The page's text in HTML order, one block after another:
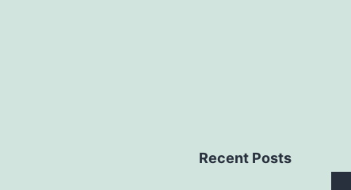
Recent Posts